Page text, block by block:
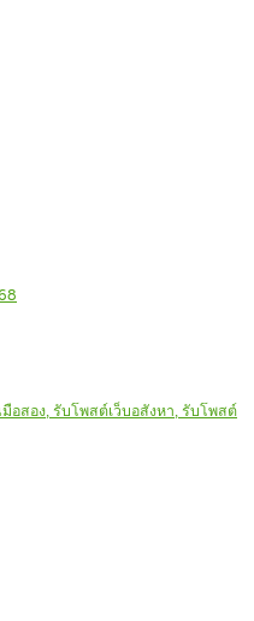
อสอง, รับโพสต์เว็บอสังหา, รับโพสต์